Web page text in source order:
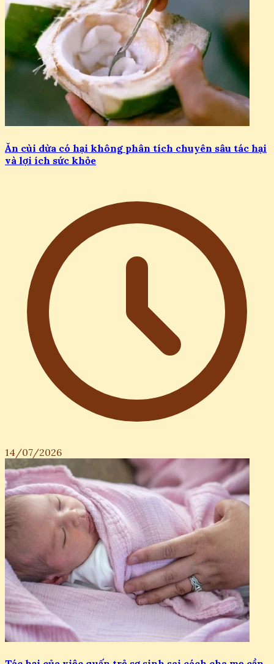
Ăn cùi dừa có hại không phân tích chuyên sâu tác hại
và lợi ích sức khỏe
14/07/2026